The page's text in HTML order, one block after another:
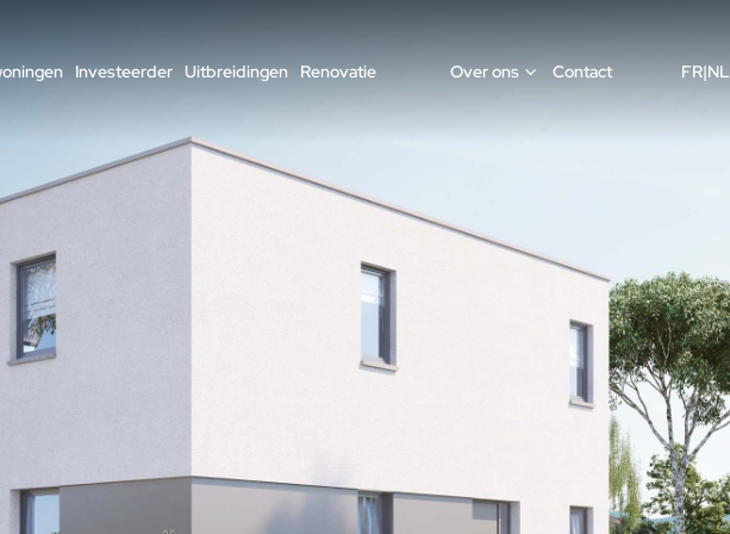
Investeerder Uitbreidingen Renovatie Over ons Contact FR NL